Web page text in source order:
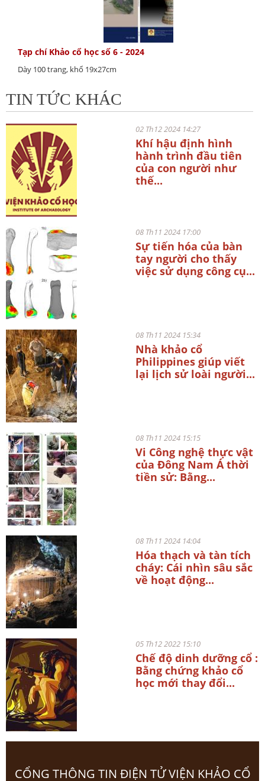
Tạp chí Khảo cổ học số 6 - 2024
Dày 100 trang, khổ 19x27cm
TIN TỨC KHÁC
02 Th12 2024 14:27
Khí hậu định hình
hành trình đầu tiên
của con người như
thế...
08 Th11 2024 17:00
Sự tiến hóa của bàn
tay người cho thấy
việc sử dụng công cụ...
08 Th11 2024 15:34
Nhà khảo cổ
Philippines giúp viết
lại lịch sử loài người...
08 Th11 2024 15:15
Vi Công nghệ thực vật
của Đông Nam Á thời
tiền sử: Bằng...
08 Th11 2024 14:04
Hóa thạch và tàn tích
cháy: Cái nhìn sâu sắc
về hoạt động...
05 Th12 2022 15:10
Chế độ dinh dưỡng cổ :
Bằng chứng khảo cổ
học mới thay đổi...
CỔNG THÔNG TIN ĐIỆN TỬ VIỆN KHẢO CỔ